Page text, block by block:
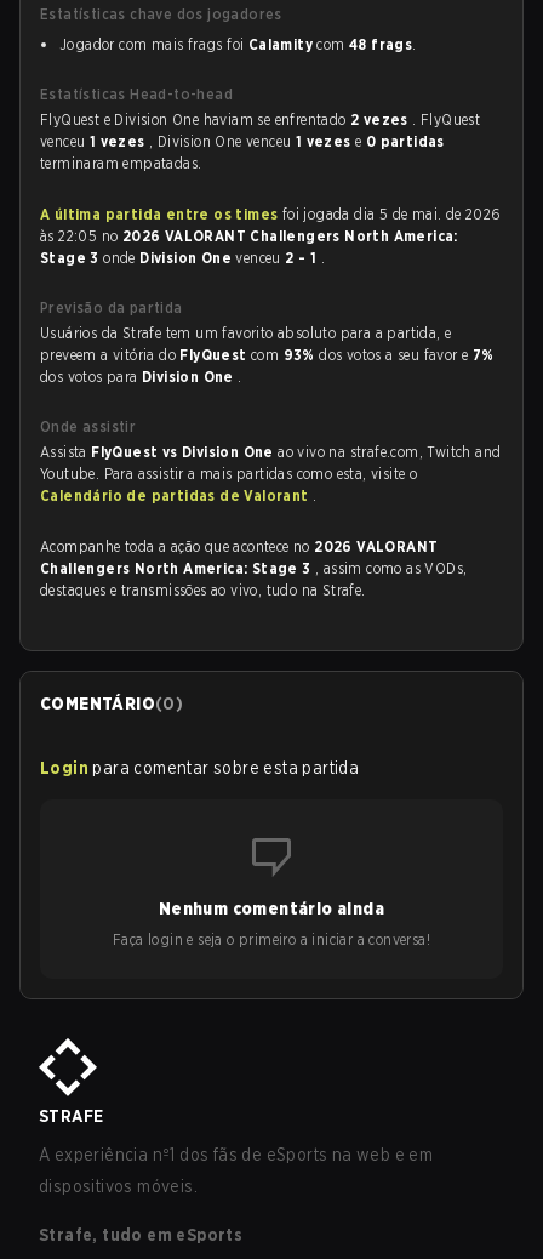
Estatísticas chave dos jogadores
Jogador com mais frags foi Calamity com48 frags.
Estatísticas Head-to-head
FlyQuest e Division One haviam se enfrentado 2 vezes . FlyQuest
venceu 1 vezes , Division One venceu 1 vezese 0 partidas
terminaram empatadas.
A última partida entre os times foi jogada dia 5 de mai. de 2026
às 22:05 no 2026 VALORANT Challengers North America:
Stage 3onde Division Onevenceu 2 - 1 .
Previsão da partida
Usuários da Strafe tem um favorito absoluto para a partida, e
preveem a vitória do FlyQuestcom 93%dos votos a seu favor e 7%
dos votos para Division One .
Onde assistir
Assista FlyQuest vs Division Oneao vivo na strafe.com, Twitch and
Youtube. Para assistir a mais partidas como esta, visite o
Calendário de partidas de Valorant .
Acompanhe toda a ação que acontece no 2026 VALORANT
Challengers North America: Stage 3 , assim como as VODs,
destaques e transmissões ao vivo, tudo na Strafe.
COMENTÁRIO(0)
Login para comentar sobre esta partida
Nenhum comentário ainda
Faça login e seja o primeiro a iniciar a conversa!
STRAFE
A experiência nº1 dos fãs de eSports na web e em
dispositivos móveis.
Strafe, tudo em eSports